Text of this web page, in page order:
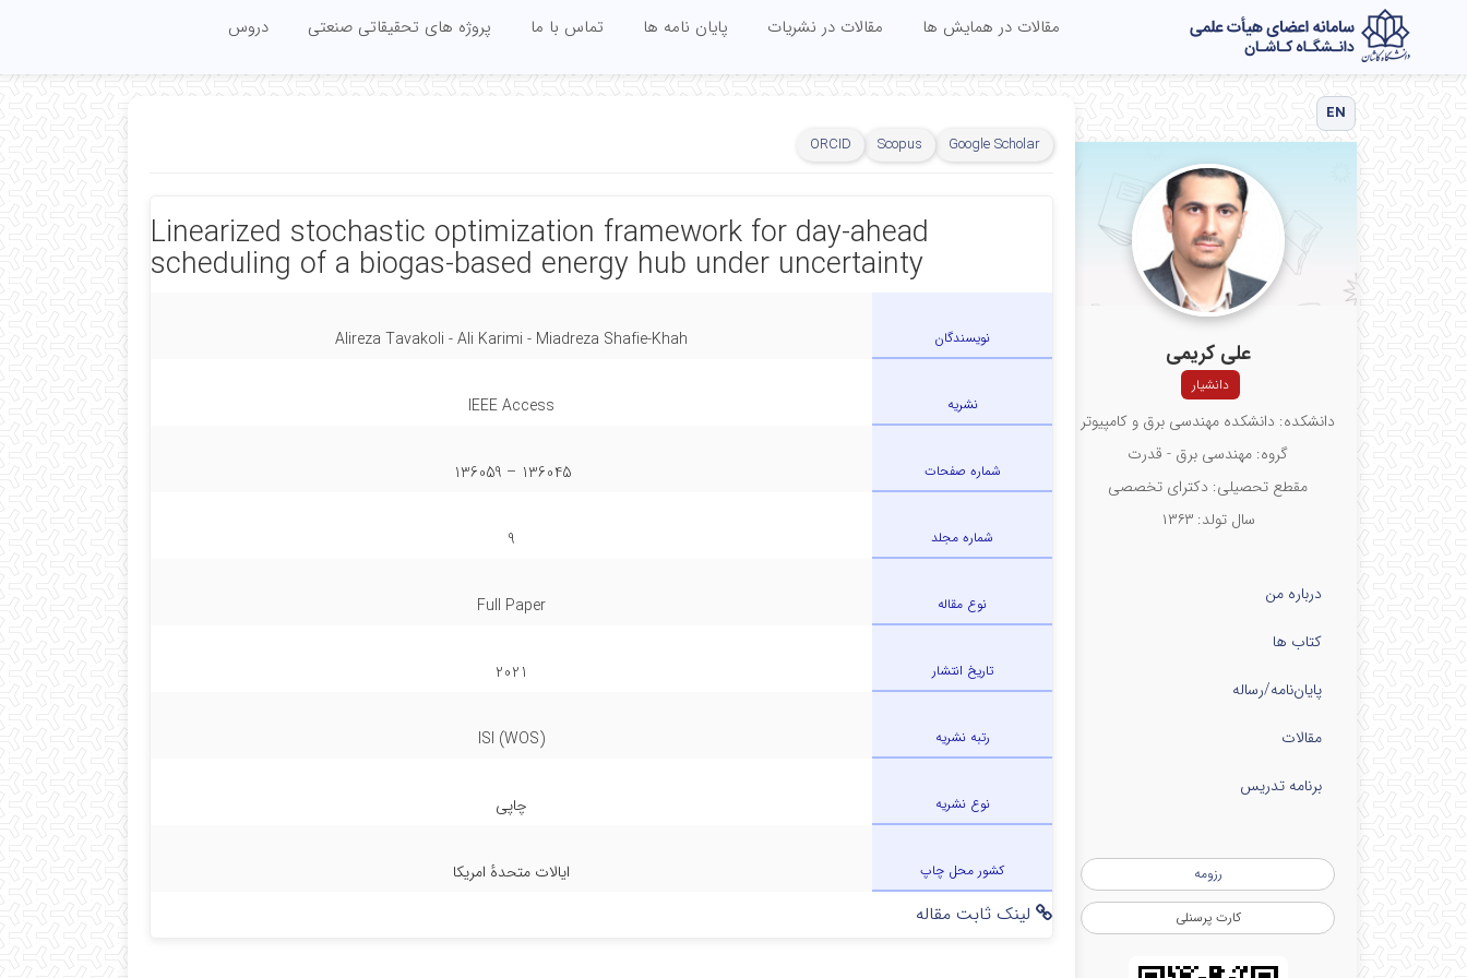
مقالات در همایش ها مقالات در نشریات پایان نامه ها تماس با ما پروژه های تحقیقاتی صنعتی دروس
EN
علی کریمی
دانشیار
دانشکده: دانشکده مهندسی برق و کامپیوتر
گروه: مهندسی برق - قدرت
مقطع تحصیلی: دکترای تخصصی
سال تولد: ۱۳۶۳
درباره من
کتاب ها
پایان‌نامه‌/رساله
مقالات
برنامه تدریس
رزومه
کارت پرسنلی
Google Scholar
Scopus
ORCID
Linearized stochastic optimization framework for day-ahead
scheduling of a biogas-based energy hub under uncertainty
نویسندگان Alireza Tavakoli - Ali Karimi - Miadreza Shafie-Khah
نشریه IEEE Access
شماره صفحات 136045 – 136059
شماره مجلد 9
نوع مقاله Full Paper
تاریخ انتشار 2021
رتبه نشریه ISI (WOS)
نوع نشریه چاپی
کشور محل چاپ ایالات متحدهٔ امریکا
لینک ثابت مقاله